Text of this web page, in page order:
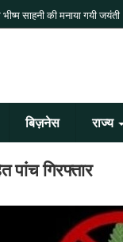
साहनी की मनाया गयी जयंती
बिज़नेस राज्य
पांच गिरफ्तार